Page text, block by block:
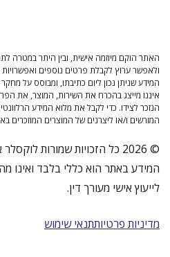
האתר הוקם מיוזמה אישית, ובין היתר במטרה
ולאפשר ערוץ לקבלת פרטים נוספים
המידע שניתן נכון ליום כתיבתו, ומבוסס על
איננו מייצג בהכרח את השירות, המוצר, את
הנזכר לצידו. כדי לקבל את מלוא המידע
המורשים ו/או ליצרנים של המוצרים המוזכרים
© 2026 כל הזכויות שמורות לוקסלר את דוידוביץ'
המידע באתר הוא כללי בלבד ואינו
לייעוץ אישי מעורך דין.
מדיניות פרטיותתנאי שימוש